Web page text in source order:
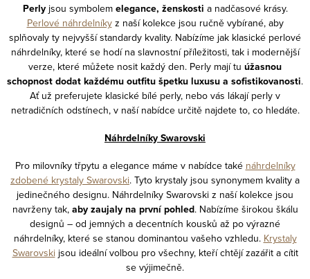
Perlyjsou symbolem elegance, ženskosti a nadčasové krásy.
Perlové náhrdelníkyz naší kolekce jsou ručně vybírané, aby
splňovaly ty nejvyšší standardy kvality. Nabízíme jak klasické perlové
náhrdelníky, které se hodí na slavnostní příležitosti, tak i modernější
verze, které můžete nosit každý den. Perly mají tu úžasnou
schopnost dodat každému outfitu špetku luxusu a sofistikovanosti.
Ať už preferujete klasické bílé perly, nebo vás lákají perly v
netradičních odstínech, v naší nabídce určitě najdete to, co hledáte.
Náhrdelníky Swarovski
Pro milovníky třpytu a elegance máme v nabídce také náhrdelníky
zdobené krystaly Swarovski. Tyto krystaly jsou synonymem kvality a
jedinečného designu. Náhrdelníky Swarovski z naší kolekce jsou
navrženy tak, aby zaujaly na první pohled. Nabízíme širokou škálu
designů – od jemných a decentních kousků až po výrazné
náhrdelníky, které se stanou dominantou vašeho vzhledu. Krystaly
Swarovskijsou ideální volbou pro všechny, kteří chtějí zazářit a cítit
se výjimečně.